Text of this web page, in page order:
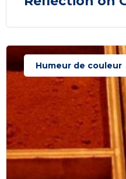
Humeur de couleur